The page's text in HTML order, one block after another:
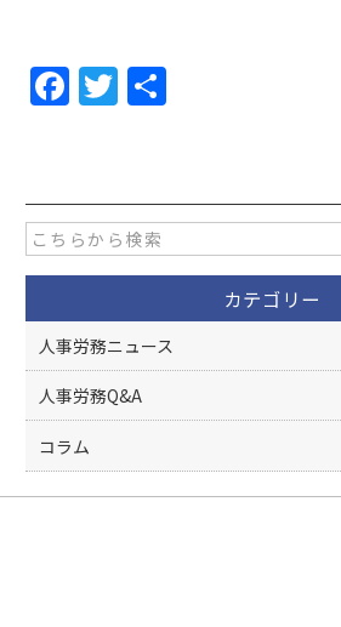
F
a
e
b
o
o
k
T
w
er
カテゴリー
人事労務ニュース
人事労務Q&A
コラム